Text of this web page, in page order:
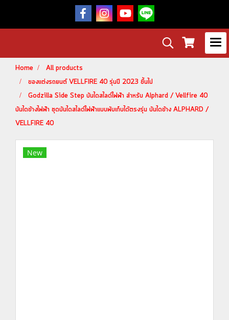
Home
All products
ของแต่งรถยนต์ VELLFIRE 40 รุ่นปี 2023 ขึ้นไป
Godzilla Side Step บันไดสไลด์ไฟฟ้า สำหรับ Alphard / Vellfire 40
บันไดข้างไฟฟ้า ชุดบันไดสไลด์ไฟฟ้าแบบพับเก็บได้ตรงรุ่น บันไดข้าง ALPHARD /
VELLFIRE 40
New